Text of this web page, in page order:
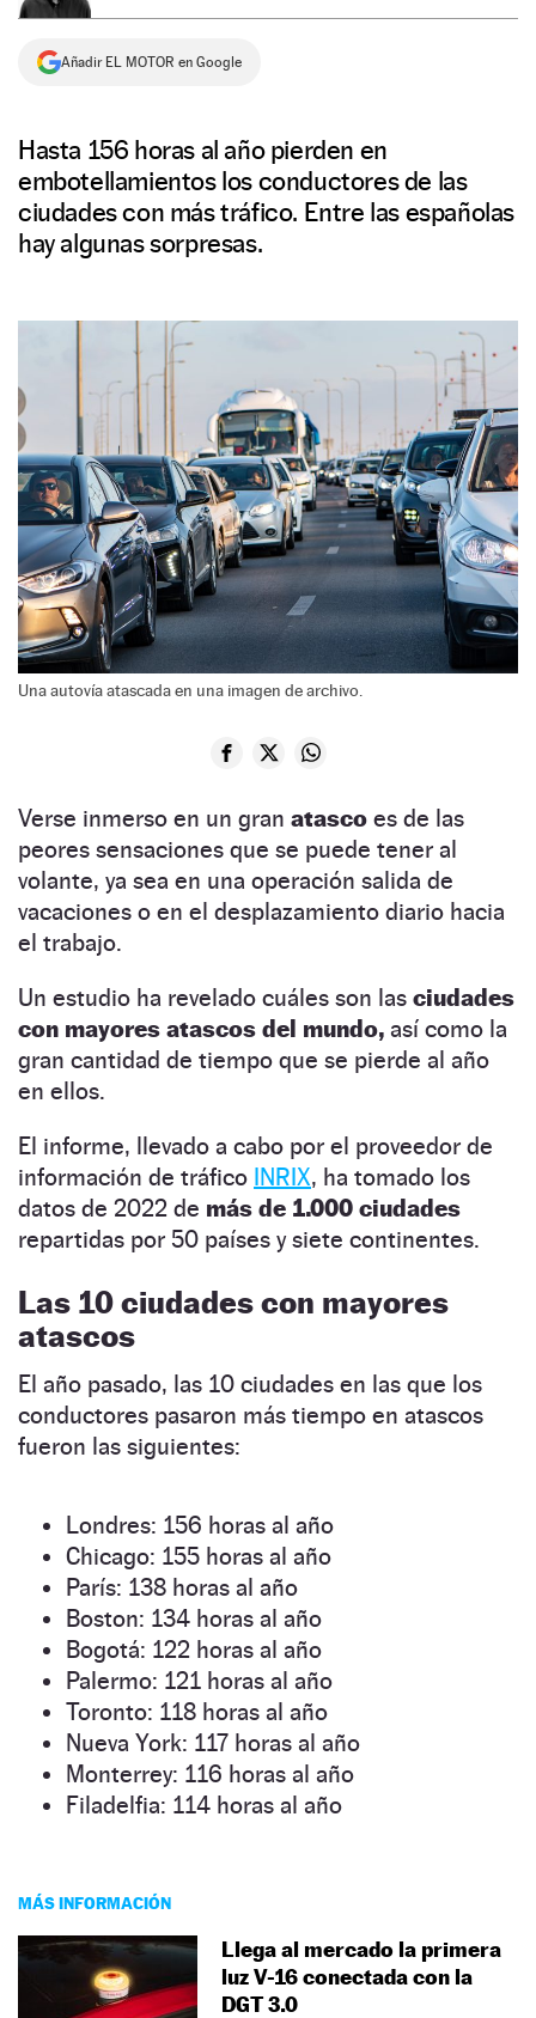
Añadir EL MOTOR en Google
Hasta 156 horas al año pierden en
embotellamientos los conductores de las
ciudades con más tráfico. Entre las españolas
hay algunas sorpresas.
Una autovía atascada en una imagen de archivo.
Verse inmerso en un gran atasco es de las
peores sensaciones que se puede tener al
volante, ya sea en una operación salida de
vacaciones o en el desplazamiento diario hacia
el trabajo.
Un estudio ha revelado cuáles son las ciudades
con mayores atascos del mundo, así como la
gran cantidad de tiempo que se pierde al año
en ellos.
El informe, llevado a cabo por el proveedor de
información de tráfico INRIX, ha tomado los
datos de 2022 de más de 1.000 ciudades
repartidas por 50 países y siete continentes.
Las 10 ciudades con mayores
atascos
El año pasado, las 10 ciudades en las que los
conductores pasaron más tiempo en atascos
fueron las siguientes:
Londres: 156 horas al año
Chicago: 155 horas al año
París: 138 horas al año
Boston: 134 horas al año
Bogotá: 122 horas al año
Palermo: 121 horas al año
Toronto: 118 horas al año
Nueva York: 117 horas al año
Monterrey: 116 horas al año
Filadelfia: 114 horas al año
MÁS INFORMACIÓN
Llega al mercado la primera
luz V-16 conectada con la
DGT 3.0